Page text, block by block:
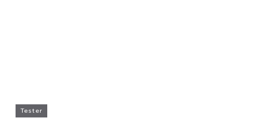
Tester